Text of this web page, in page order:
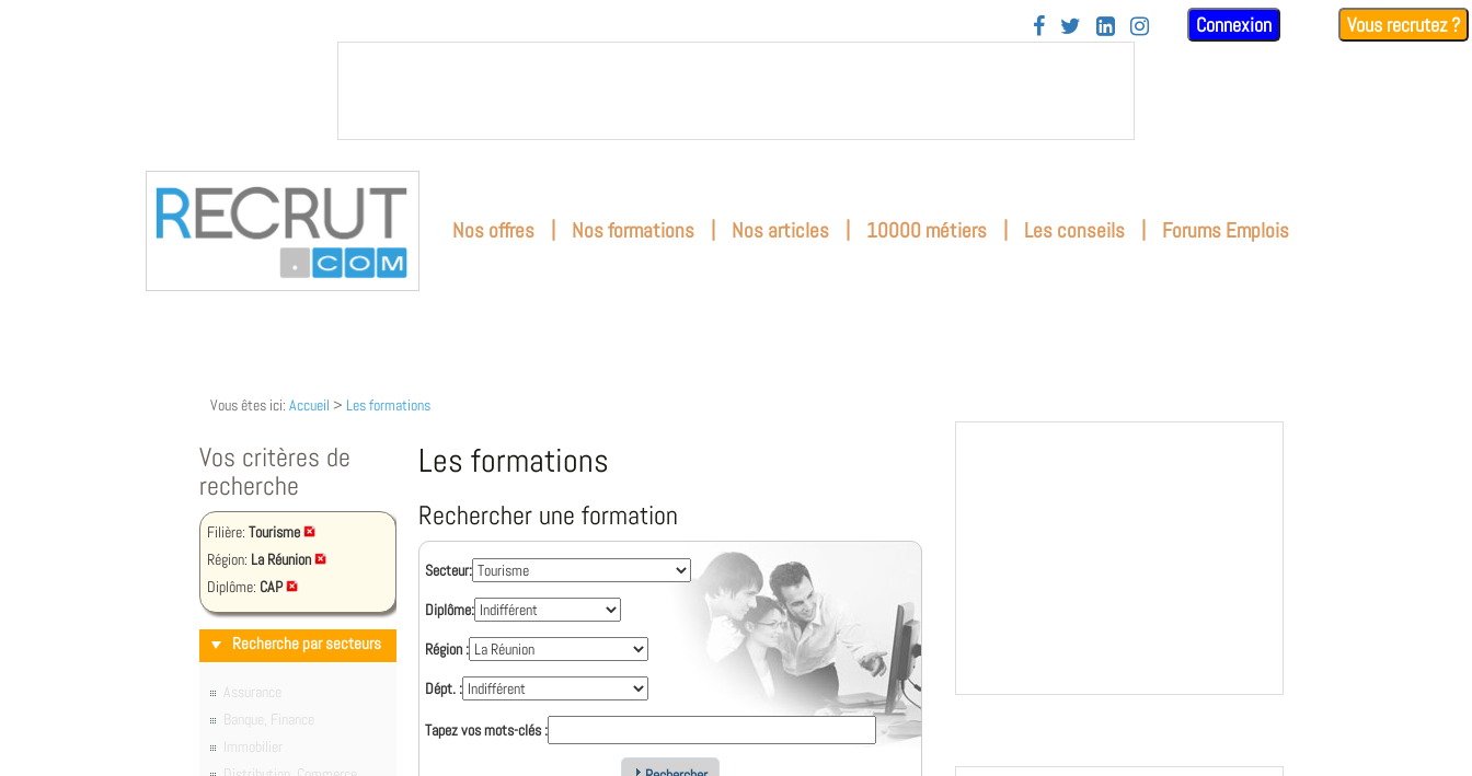
    Connexion Vous recrutez ?
Nos offres | Nos formations | Nos articles | 10000 métiers | Les conseils | Forums Emplois
Vous êtes ici: Accueil > Les formations
Vos critères de
recherche
Filière: Tourisme
Région: La Réunion
Diplôme: CAP
Recherche par secteurs
Assurance
Banque, Finance
Immobilier
Les formations
Rechercher une formation
Secteur:
Diplôme:
Région :
Dépt. :
Tapez vos mots-clés :